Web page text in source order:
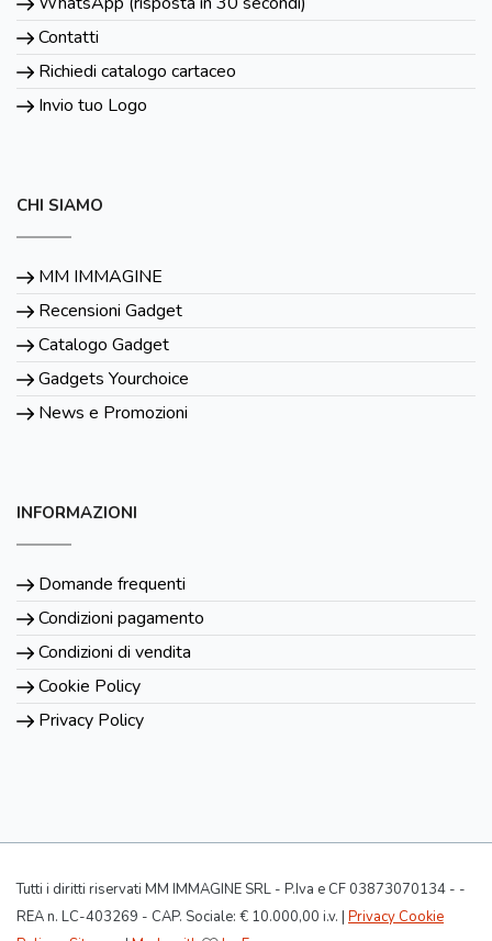
Contatti
Richiedi catalogo cartaceo
Invio tuo Logo
CHI SIAMO
MM IMMAGINE
Recensioni Gadget
Catalogo Gadget
Gadgets Yourchoice
News e Promozioni
INFORMAZIONI
Domande frequenti
Condizioni pagamento
Condizioni di vendita
Cookie Policy
Privacy Policy
Tutti i diritti riservati MM IMMAGINE SRL - P.Iva e CF 03873070134 - -
REA n. LC-403269 - CAP. Sociale: € 10.000,00 i.v. | Privacy Cookie